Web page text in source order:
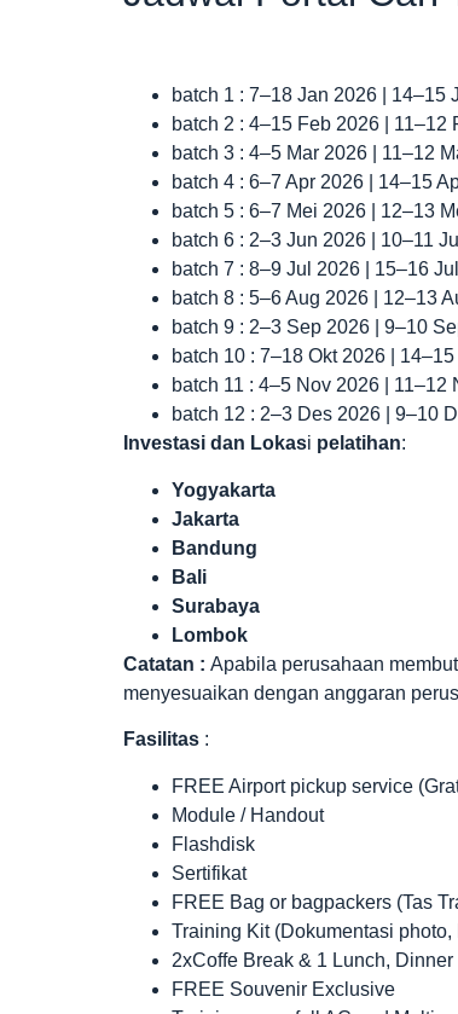
batch 1 : 7–18 Jan 2026 | 14–15
batch 2 : 4–15 Feb 2026 |
batch 3 : 4–5 Mar 2026 | 11–12
batch 4 : 6–7 Apr 2026 | 14–15
batch 5 : 6–7 Mei 2026 | 12–13
batch 6 : 2–3 Jun 2026 | 10–11
batch 7 : 8–9 Jul 2026 | 15–16
batch 8 : 5–6 Aug 2026 | 12–13
batch 9 : 2–3 Sep 2026 | 9–10
batch 10 : 7–18 Okt 2026 |
batch 11 : 4–5 Nov 2026 |
batch 12 : 2–3 Des 2026 | 9–10
Investasi dan Lokasi pelatihan:
Yogyakarta
Jakarta
Bandung
Bali
Surabaya
Lombok
Catatan : Apabila perusahaan
menyesuaikan dengan anggaran
Fasilitas :
FREE Airport pickup service
Module / Handout
Flashdisk
Sertifikat
FREE Bag or bagpackers (Tas
Training Kit (Dokumentasi photo,
2xCoffe Break & 1 Lunch, Dinner
FREE Souvenir Exclusive